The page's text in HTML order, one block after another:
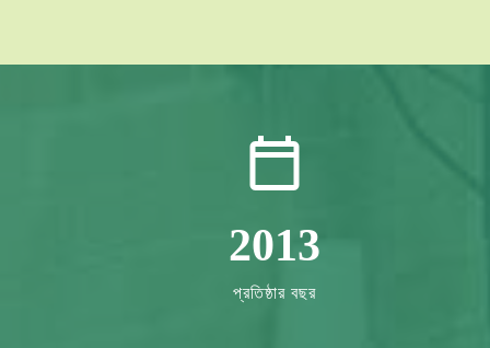
2013
প্রতিষ্ঠার বছর